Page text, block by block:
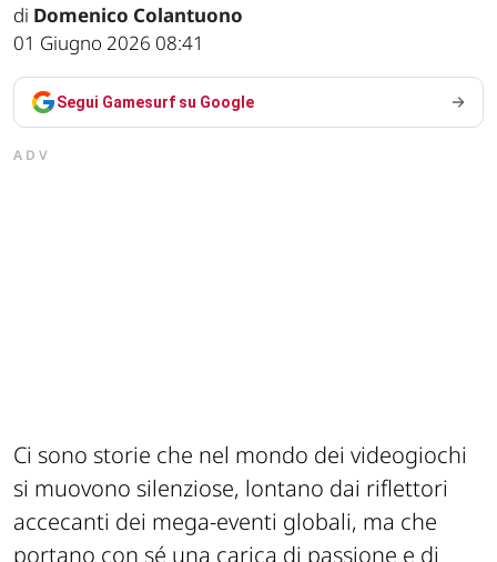
di Domenico Colantuono
01 Giugno 2026 08:41
Segui Gamesurf su Google
ADV
Ci sono storie che nel mondo dei videogiochi
si muovono silenziose, lontano dai riflettori
accecanti dei mega-eventi globali, ma che
portano con sé una carica di passione e di